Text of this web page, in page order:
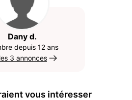
Dany d.
depuis 12 ans
3 annonces
vous intéresser